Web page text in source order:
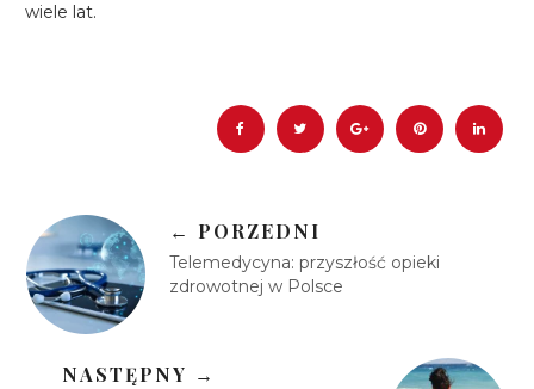
wiele lat.
← PORZEDNI
Telemedycyna: przyszłość opieki
zdrowotnej w Polsce
NASTĘPNY →